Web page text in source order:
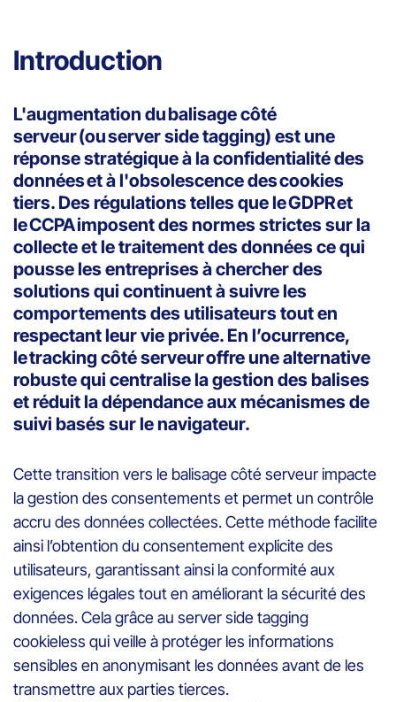
Introduction
L'augmentation du balisage côté
serveur (ou server side tagging) est une
réponse stratégique à la confidentialité des
données et à l'obsolescence des cookies
tiers. Des régulations telles que le GDPR et
le CCPA imposent des normes strictes sur la
collecte et le traitement des données ce qui
pousse les entreprises à chercher des
solutions qui continuent à suivre les
comportements des utilisateurs tout en
respectant leur vie privée. En l’ocurrence,
le tracking côté serveur offre une alternative
robuste qui centralise la gestion des balises
et réduit la dépendance aux mécanismes de
suivi basés sur le navigateur.
Cette transition vers le balisage côté serveur impacte
la gestion des consentements et permet un contrôle
accru des données collectées. Cette méthode facilite
ainsi l’obtention du consentement explicite des
utilisateurs, garantissant ainsi la conformité aux
exigences légales tout en améliorant la sécurité des
données. Cela grâce au server side tagging
cookieless qui veille à protéger les informations
sensibles en anonymisant les données avant de les
transmettre aux parties tierces.